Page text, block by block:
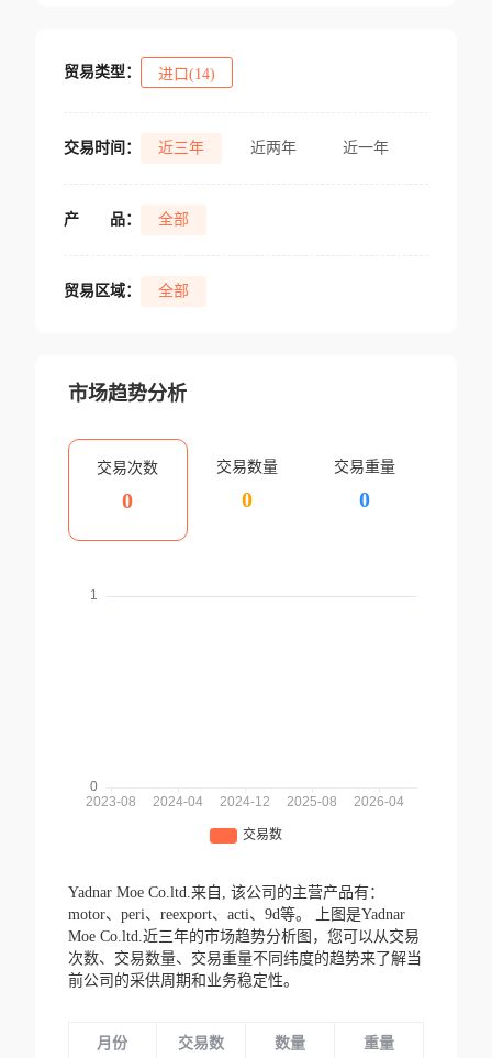
贸易类型： 进口(14)
交易时间： 近三年 近两年 近一年
产 品： 全部
贸易区域： 全部
市场趋势分析
交易次数
0
交易数量
0
交易重量
0
Yadnar Moe Co.ltd.来自, 该公司的主营产品有：
motor、peri、reexport、acti、9d等。
上图是Yadnar
Moe Co.ltd.近三年的市场趋势分析图，您可以从交易
次数、交易数量、交易重量不同纬度的趋势来了解当
前公司的采供周期和业务稳定性。
月份 交易数 数量 重量